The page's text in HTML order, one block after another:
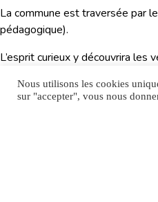
La commune est traversée par
pédagogique).
L’esprit curieux y découvrira les
lâches.
Nous utilisons les cookies
sur "accepter", vous nous